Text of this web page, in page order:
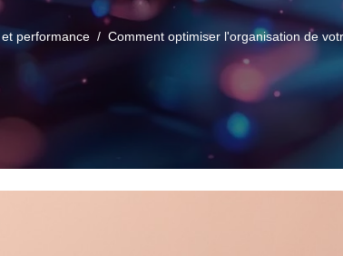
performance Comment optimiser l'organisation de